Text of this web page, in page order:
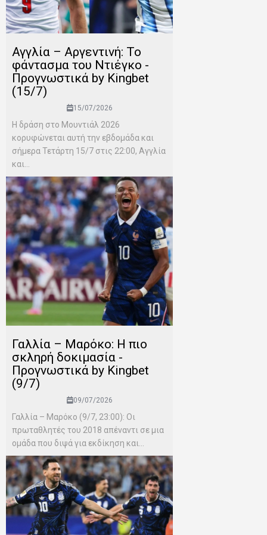
Αγγλία – Αργεντινή: Το
φάντασμα του Ντιέγκο -
Προγνωστικά by Kingbet
(15/7)
15/07/2026
Η δράση στο Μουντιάλ 2026
κορυφώνεται αυτή την εβδομάδα και
σήμερα Τετάρτη 15/7 στις 22:00, Αγγλία
και...
Γαλλία – Μαρόκο: Η πιο
σκληρή δοκιμασία -
Προγνωστικά by Kingbet
(9/7)
09/07/2026
Γαλλία – Μαρόκο (9/7, 23:00): Οι
πρωταθλητές του 2018 απέναντι σε μια
ομάδα που διψά για εκδίκηση και...